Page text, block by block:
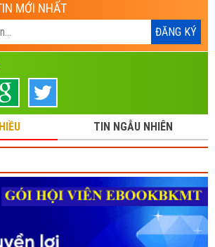
MỚI NHẤT
TIN NGẪU NHIÊN